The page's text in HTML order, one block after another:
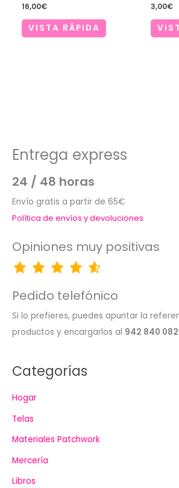
16,00€
VISTA RÁPIDA
3,00€
Entrega express
24 / 48 horas
Envío gratis a partir de 65€
Política de envíos y devoluciones
Opiniones muy positivas
Pedido telefónico
Si lo prefieres, puedes apuntar la
productos y encargarlos al 942 840 082
Categorías
Hogar
Telas
Materiales Patchwork
Mercería
Libros